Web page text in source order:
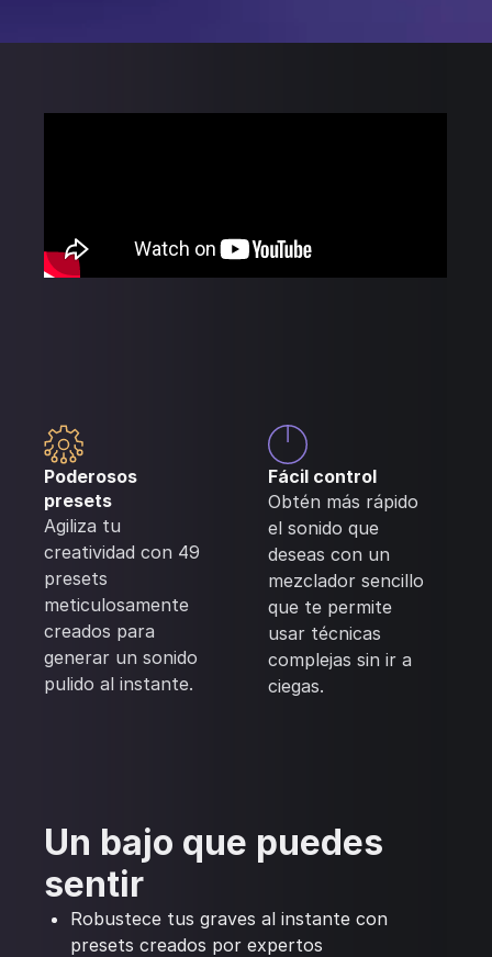
Poderosos
presets
Agiliza tu
creatividad con 49
presets
meticulosamente
creados para
generar un sonido
pulido al instante.
Fácil control
Obtén más rápido
el sonido que
deseas con un
mezclador sencillo
que te permite
usar técnicas
complejas sin ir a
ciegas.
Un bajo que puedes
sentir
Robustece tus graves al instante con
presets creados por expertos